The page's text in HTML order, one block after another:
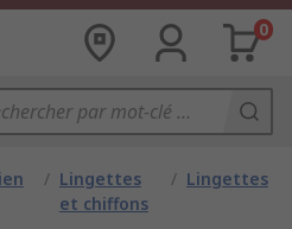
0
/ Lingettes
et chiffons
/ Lingettes